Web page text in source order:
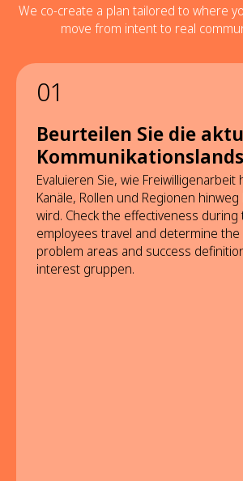
We co-create a plan tailored to where
move from intent to real
01
Beurteilen Sie die
Evaluieren Sie, wie
Kanäle, Rollen und Regionen
wird. Check the effectiveness during
employees travel and determine the
problem areas and success
interest gruppen.